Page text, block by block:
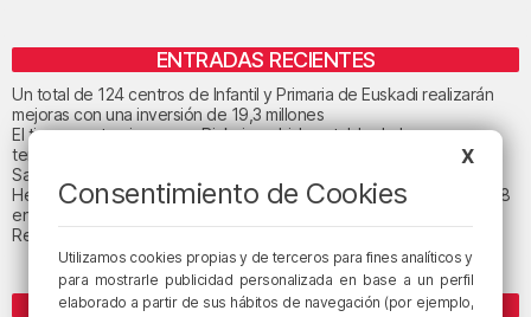
ENTRADAS RECIENTES
Un total de 124 centros de Infantil y Primaria de Euskadi realizarán
mejoras con una inversión de 19,3 millones
El tiempo este viernes en Bizkaia: subida notable de las
temperaturas máximas
San Juan de Gaztelugatxe cerrará el día del eclipse
Heridas dos personas en un accidente entre tres vehículos en la A8
en Muskiz
Recuperado el cuerpo sin vida de una mujer en la ría de Bilbao
ETIQUETAS
X
Consentimiento de Cookies
Utilizamos cookies propias y de terceros para fines analíticos y
para mostrarle publicidad personalizada en base a un perfil
elaborado a partir de sus hábitos de navegación (por ejemplo,